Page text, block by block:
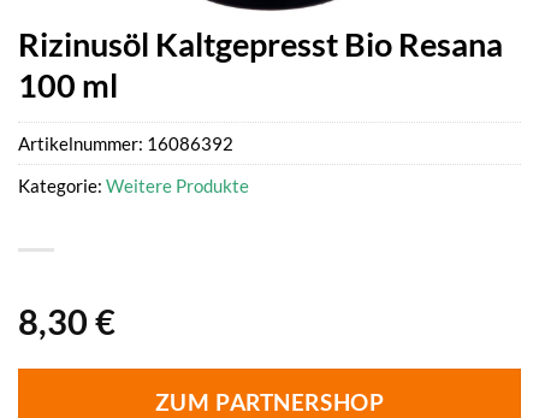
Rizinusöl Kaltgepresst Bio Resana
100 ml
8,30 €
ZUM PARTNERSHOP
Artikelnummer: 16086392
Kategorie: Weitere Produkte